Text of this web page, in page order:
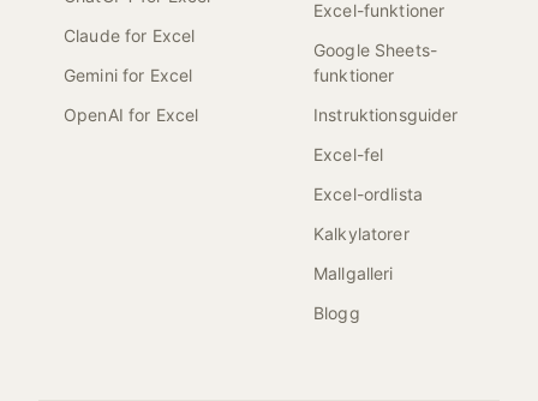
Claude for Excel
Gemini for Excel
OpenAI for Excel
Excel-funktioner
Google Sheets-
funktioner
Instruktionsguider
Excel-fel
Excel-ordlista
Kalkylatorer
Mallgalleri
Blogg